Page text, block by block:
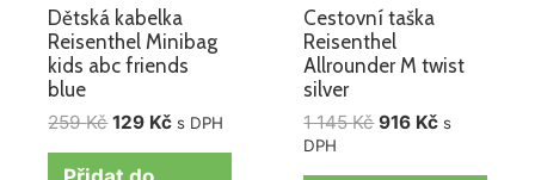
Dětská kabelka
Reisenthel Minibag
kids abc friends
blue
259Kč 129 Kč s DPH
Cestovní taška
Reisenthel
Allrounder M twist
silver
1 145Kč 916 Kč s
DPH